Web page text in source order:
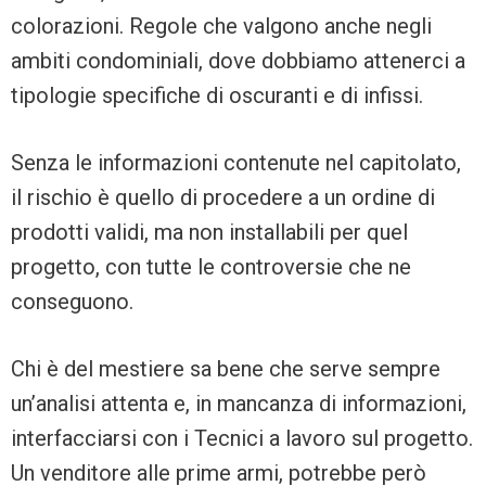
colorazioni. Regole che valgono anche negli
ambiti condominiali, dove dobbiamo attenerci a
tipologie specifiche di oscuranti e di infissi.
Senza le informazioni contenute nel capitolato,
il rischio è quello di procedere a un ordine di
prodotti validi, ma non installabili per quel
progetto, con tutte le controversie che ne
conseguono.
Chi è del mestiere sa bene che serve sempre
un’analisi attenta e, in mancanza di informazioni,
interfacciarsi con i Tecnici a lavoro sul progetto.
Un venditore alle prime armi, potrebbe però